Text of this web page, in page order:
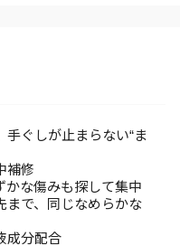
ぐしが止まらない“ま
補修
かな傷みも探して集中
まで、同じなめらかな
成分配合